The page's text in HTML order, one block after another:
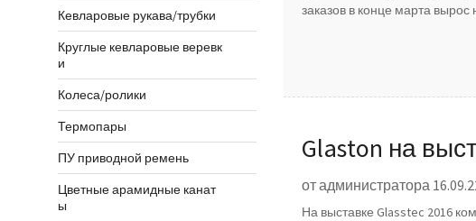
Кевларовые рукава/трубки
Круглые кевларовые веревк
и
Колеса/ролики
Термопары
ПУ приводной ремень
Цветные арамидные канат
ы
заказов в конце марта вырос
Glaston на
от администратора
На выставке Glasstec 2016